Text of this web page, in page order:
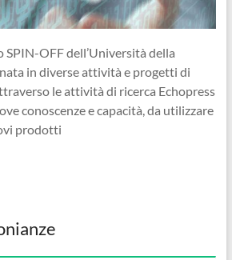
SPIN-OFF dell’Università della
in diverse attività e progetti di
le attività di ricerca Echopress
conoscenze e capacità, da utilizzare
prodotti